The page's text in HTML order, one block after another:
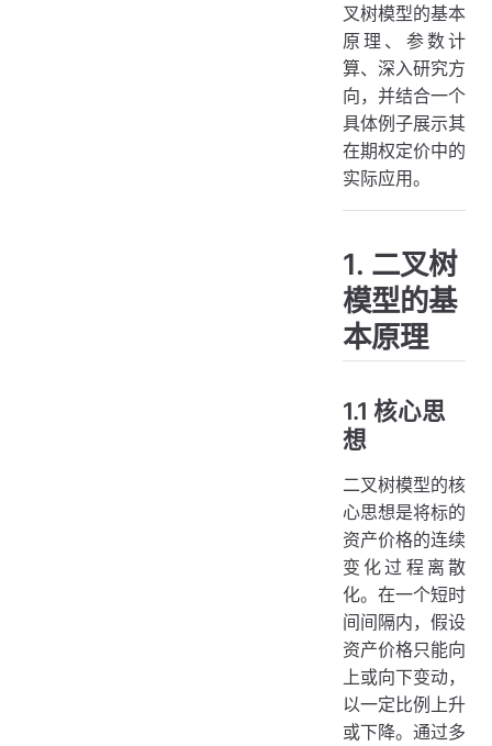
5. 参考文献
总结
叉树模型的基本
原理、参数计
算、深入研究方
向，并结合一个
具体例子展示其
在期权定价中的
实际应用。
1. 二叉树
模型的基
本原理
1.1 核心思
想
二叉树模型的核
心思想是将标的
资产价格的连续
变化过程离散
化。在一个短时
间间隔内，假设
资产价格只能向
上或向下变动，
以一定比例上升
或下降。通过多